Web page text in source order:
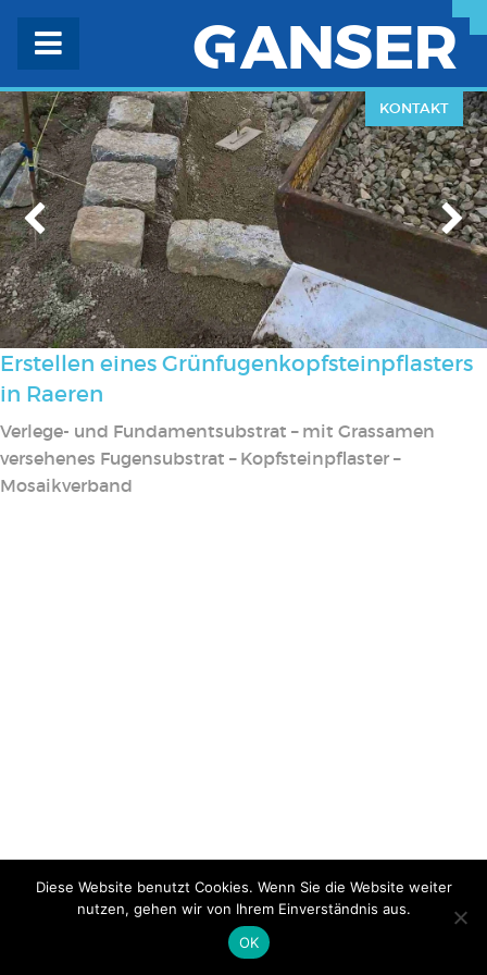
KONTAKT
Erstellen eines Grünfugenkopfsteinpflasters
in Raeren
Verlege- und Fundamentsubstrat – mit Grassamen
versehenes Fugensubstrat – Kopfsteinpflaster –
Mosaikverband
Diese Website benutzt Cookies. Wenn Sie die Website weiter
nutzen, gehen wir von Ihrem Einverständnis aus.
OK